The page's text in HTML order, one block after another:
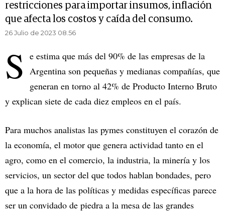
restricciones para importar insumos, inflación
que afecta los costos y caída del consumo.
26 Julio de 2023 08.56
S e estima que más del 90% de las empresas de la
Argentina son pequeñas y medianas compañías, que
generan en torno al 42% de Producto Interno Bruto
y explican siete de cada diez empleos en el país.
Para muchos analistas las pymes constituyen el corazón de
la economía, el motor que genera actividad tanto en el
agro, como en el comercio, la industria, la minería y los
servicios, un sector del que todos hablan bondades, pero
que a la hora de las políticas y medidas específicas parece
ser un convidado de piedra a la mesa de las grandes